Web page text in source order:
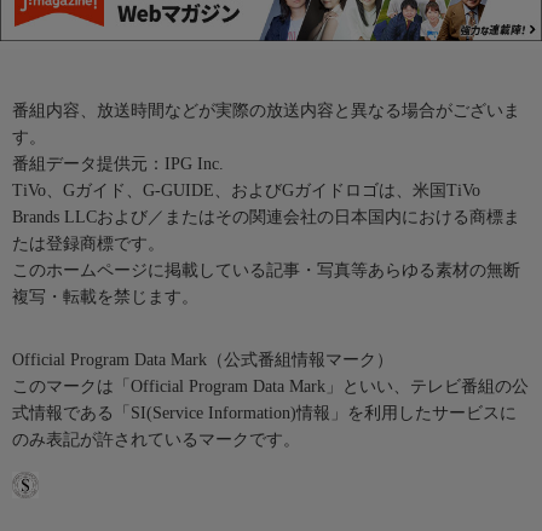
番組内容、放送時間などが実際の放送内容と異なる場合がございま
す。
番組データ提供元：IPG Inc.
TiVo、Gガイド、G-GUIDE、およびGガイドロゴは、米国TiVo
Brands LLCおよび／またはその関連会社の日本国内における商標ま
たは登録商標です。
このホームページに掲載している記事・写真等あらゆる素材の無断
複写・転載を禁じます。
Official Program Data Mark（公式番組情報マーク）
このマークは「Official Program Data Mark」といい、テレビ番組の公
式情報である「SI(Service Information)情報」を利用したサービスに
のみ表記が許されているマークです。